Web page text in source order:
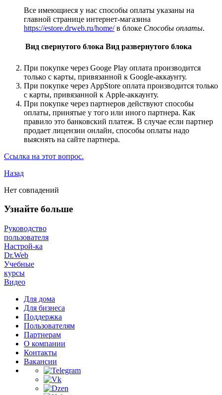
Все имеющиеся у нас способы оплаты указаны на
главной странице интернет-магазина
https://estore.drweb.ru/home/в блоке Способы оплаты.
Вид свернутого блока Вид развернутого блока
При покупке через Googe Play оплата производится
только с карты, привязанной к Google-аккаунту.
При покупке через AppStore оплата производится только
с карты, привязанной к Apple-аккаунту.
При покупке через партнеров действуют способы
оплаты, принятые у того или иного партнера. Как
правило это банковский платеж. В случае если партнер
продает лицензии онлайн, способы оплаты надо
выяснять на сайте партнера.
Ссылка на этот вопрос.
Назад
Нет совпадений
Узнайте больше
Руководство
пользователя
Настрой-ка
Dr.Web
Учебные
курсы
Видео
Для дома
Для бизнеса
Поддержка
Пользователям
Партнерам
О компании
Контакты
Вакансии